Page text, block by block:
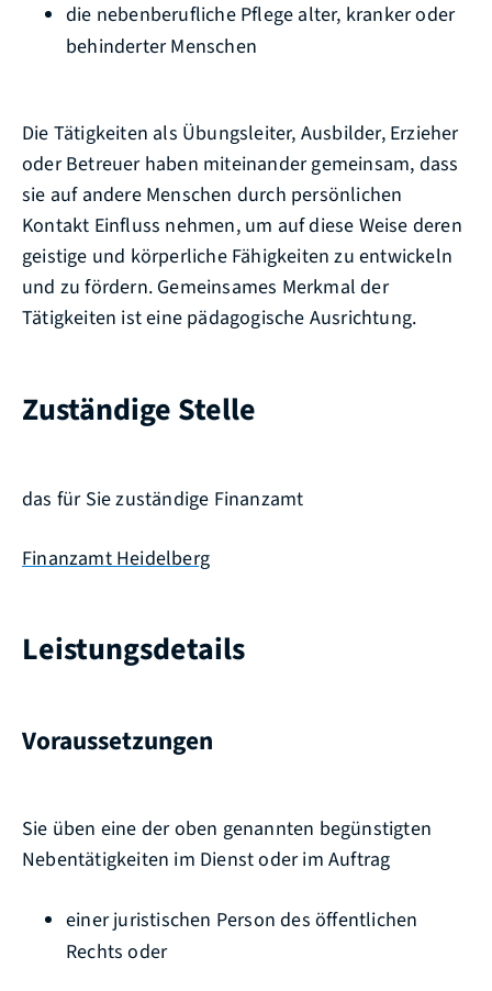
die nebenberufliche Pflege alter, kranker oder
behinderter Menschen
Die Tätigkeiten als Übungsleiter, Ausbilder, Erzieher
oder Betreuer haben miteinander gemeinsam, dass
sie auf andere Menschen durch persönlichen
Kontakt Einfluss nehmen, um auf diese Weise deren
geistige und körperliche Fähigkeiten zu entwickeln
und zu fördern. Gemeinsames Merkmal der
Tätigkeiten ist eine pädagogische Ausrichtung.
Zuständige Stelle
das für Sie zuständige Finanzamt
Finanzamt Heidelberg
Leistungsdetails
Voraussetzungen
Sie üben eine der oben genannten begünstigten
Nebentätigkeiten im Dienst oder im Auftrag
einer juristischen Person des öffentlichen
Rechts oder